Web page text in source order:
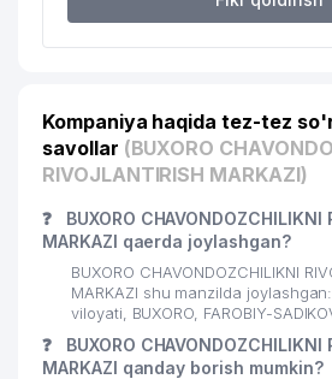
Kompaniya haqida tez-tez
savollar (BUXORO
RIVOJLANTIRISH MARKAZI)
❓
BUXORO CHAVONDOZCHILIKNI
MARKAZI qaerda joylashgan?
BUXORO CHAVONDOZCHILIKNI
MARKAZI shu manzilda
viloyati, BUXORO, FAROBIY-
❓
BUXORO CHAVONDOZCHILIKNI
MARKAZI qanday borish mumkin?